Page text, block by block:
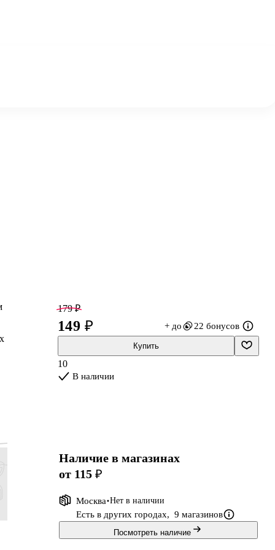
345 ₽
119 ₽
99 ₽ 325 ₽
179 ₽
149 ₽ + до 22 бонусов
Купить
10
В наличии
Наличие в магазинах
от 115 ₽
Москва Нет в наличии
Есть в других городах, 9 магазинов
Посмотреть наличие